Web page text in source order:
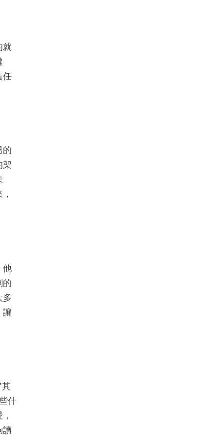
就
任
的
架
他
的
多
讓
其
什
讀